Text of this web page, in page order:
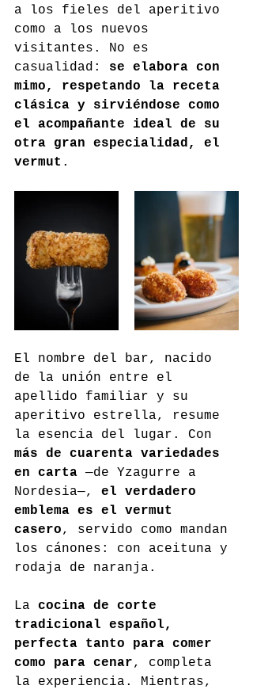
a los fieles del aperitivo
como a los nuevos
visitantes. No es
casualidad: se elabora con
mimo, respetando la receta
clásica y sirviéndose como
el acompañante ideal de su
otra gran especialidad, el
vermut .
El nombre del bar, nacido
de la unión entre el
apellido familiar y su
aperitivo estrella, resume
la esencia del lugar. Con
más de cuarenta variedades
en carta —de Yzagurre a
Nordesia—, el verdadero
emblema es el vermut
casero, servido como mandan
los cánones: con aceituna y
rodaja de naranja.
La cocina de corte
tradicional español,
perfecta tanto para comer
como para cenar, completa
la experiencia. Mientras,